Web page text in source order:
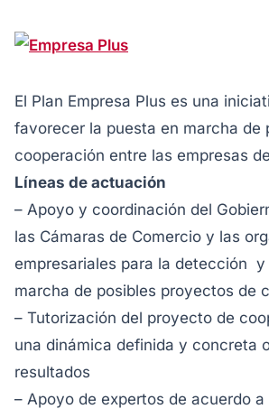
El Plan Empresa Plus es una
favorecer la puesta en marcha de
cooperación entre las empresas
Líneas de actuación
– Apoyo y coordinación del
las Cámaras de Comercio y las
empresariales para la detección y
marcha de posibles proyectos de
– Tutorización del proyecto de
una dinámica definida y concreta
resultados
– Apoyo de expertos de acuerdo